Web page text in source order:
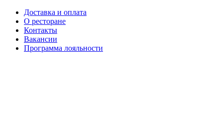
Доставка и оплата
О ресторане
Контакты
Вакансии
Программа лояльности